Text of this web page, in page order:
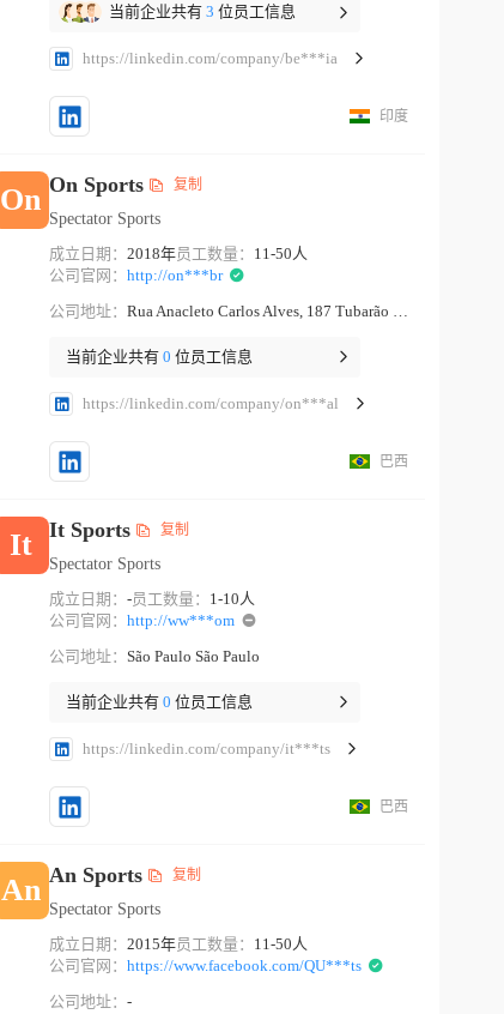
当前企业共有3 位员工信息
https://linkedin.com/company/be***ia
印度
On On Sports 复制
Spectator Sports
成立日期：2018年员工数量： 11-50人
公司官网：http://on***br
公司地址：
当前企业共有0 位员工信息
https://linkedin.com/company/on***al
巴西
It It Sports 复制
Spectator Sports
成立日期：-员工数量： 1-10人
公司官网：http://ww***om
公司地址：São Paulo São Paulo
当前企业共有0 位员工信息
https://linkedin.com/company/it***ts
巴西
An An Sports 复制
Spectator Sports
成立日期：2015年员工数量： 11-50人
公司官网：https://www.facebook.com/QU***ts
公司地址：-